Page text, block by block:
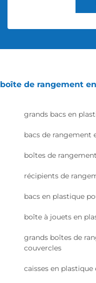
boîte de rangement
grands bacs en
bacs de rangement
boîtes de
récipients de
bacs en plastique
boîte à jouets en
grands boîtes de
couvercles
caisses en